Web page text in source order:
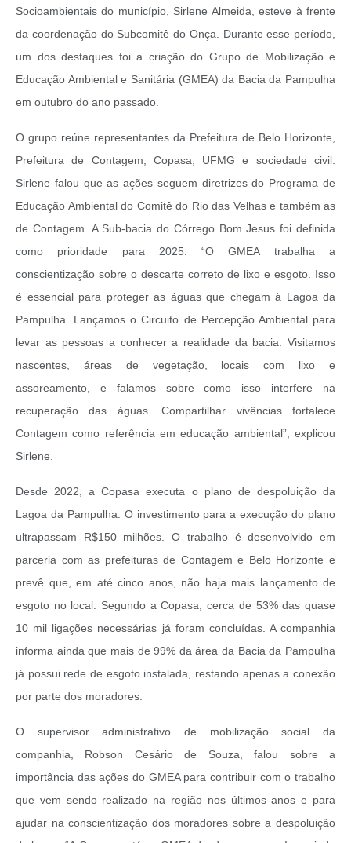
Socioambientais do município, Sirlene Almeida, esteve à frente
da coordenação do Subcomitê do Onça. Durante esse período,
um dos destaques foi a criação do Grupo de Mobilização e
Educação Ambiental e Sanitária (GMEA) da Bacia da Pampulha
em outubro do ano passado.
O grupo reúne representantes da Prefeitura de Belo Horizonte,
Prefeitura de Contagem, Copasa, UFMG e sociedade civil.
Sirlene falou que as ações seguem diretrizes do Programa de
Educação Ambiental do Comitê do Rio das Velhas e também as
de Contagem. A Sub-bacia do Córrego Bom Jesus foi definida
como prioridade para 2025. “O GMEA trabalha a
conscientização sobre o descarte correto de lixo e esgoto. Isso
é essencial para proteger as águas que chegam à Lagoa da
Pampulha. Lançamos o Circuito de Percepção Ambiental para
levar as pessoas a conhecer a realidade da bacia. Visitamos
nascentes, áreas de vegetação, locais com lixo e
assoreamento, e falamos sobre como isso interfere na
recuperação das águas. Compartilhar vivências fortalece
Contagem como referência em educação ambiental”, explicou
Sirlene.
Desde 2022, a Copasa executa o plano de despoluição da
Lagoa da Pampulha. O investimento para a execução do plano
ultrapassam R$150 milhões. O trabalho é desenvolvido em
parceria com as prefeituras de Contagem e Belo Horizonte e
prevê que, em até cinco anos, não haja mais lançamento de
esgoto no local. Segundo a Copasa, cerca de 53% das quase
10 mil ligações necessárias já foram concluídas. A companhia
informa ainda que mais de 99% da área da Bacia da Pampulha
já possui rede de esgoto instalada, restando apenas a conexão
por parte dos moradores.
O supervisor administrativo de mobilização social da
companhia, Robson Cesário de Souza, falou sobre a
importância das ações do GMEA para contribuir com o trabalho
que vem sendo realizado na região nos últimos anos e para
ajudar na conscientização dos moradores sobre a despoluição